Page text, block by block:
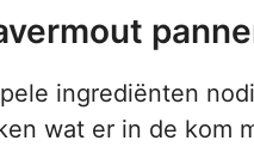
ingrediënten
wat er in de kom